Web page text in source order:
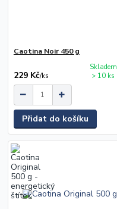
Caotina Noir 450 g
229 Kč/ks
Skladem
> 10 ks
Přidat do košíku